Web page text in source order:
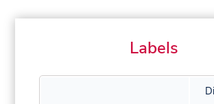
Labels